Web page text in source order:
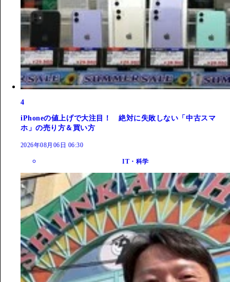
4
iPhoneの値上げで大注目！ 絶対に失敗しない「中古スマ
ホ」の売り方＆買い方
2026年08月06日 06:30
IT・科学